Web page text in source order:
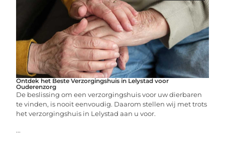
Ontdek het Beste Verzorgingshuis in Lelystad voor
Ouderenzorg
De beslissing om een verzorgingshuis voor uw dierbaren
te vinden, is nooit eenvoudig. Daarom stellen wij met trots
het verzorgingshuis in Lelystad aan u voor.
...